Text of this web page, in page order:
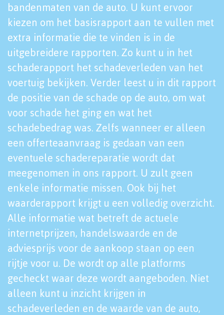
bandenmaten van de auto. U kunt ervoor
kiezen om het basisrapport aan te vullen met
extra informatie die te vinden is in de
uitgebreidere rapporten. Zo kunt u in het
schaderapport het schadeverleden van het
voertuig bekijken. Verder leest u in dit rapport
de positie van de schade op de auto, om wat
voor schade het ging en wat het
schadebedrag was. Zelfs wanneer er alleen
een offerteaanvraag is gedaan van een
eventuele schadereparatie wordt dat
meegenomen in ons rapport. U zult geen
enkele informatie missen. Ook bij het
waarderapport krijgt u een volledig overzicht.
Alle informatie wat betreft de actuele
internetprijzen, handelswaarde en de
adviesprijs voor de aankoop staan op een
rijtje voor u. De wordt op alle platforms
gecheckt waar deze wordt aangeboden. Niet
alleen kunt u inzicht krijgen in
schadeverleden en de waarde van de auto,